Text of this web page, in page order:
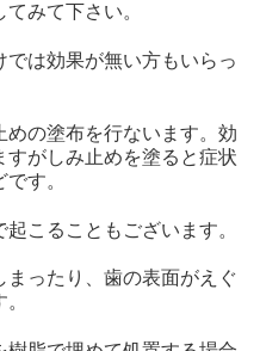
みて下さい。
は効果が無い方もいらっ
の塗布を行ないます。効
がしみ止めを塗ると症状
す。
こることもございます。
ったり、歯の表面がえぐ